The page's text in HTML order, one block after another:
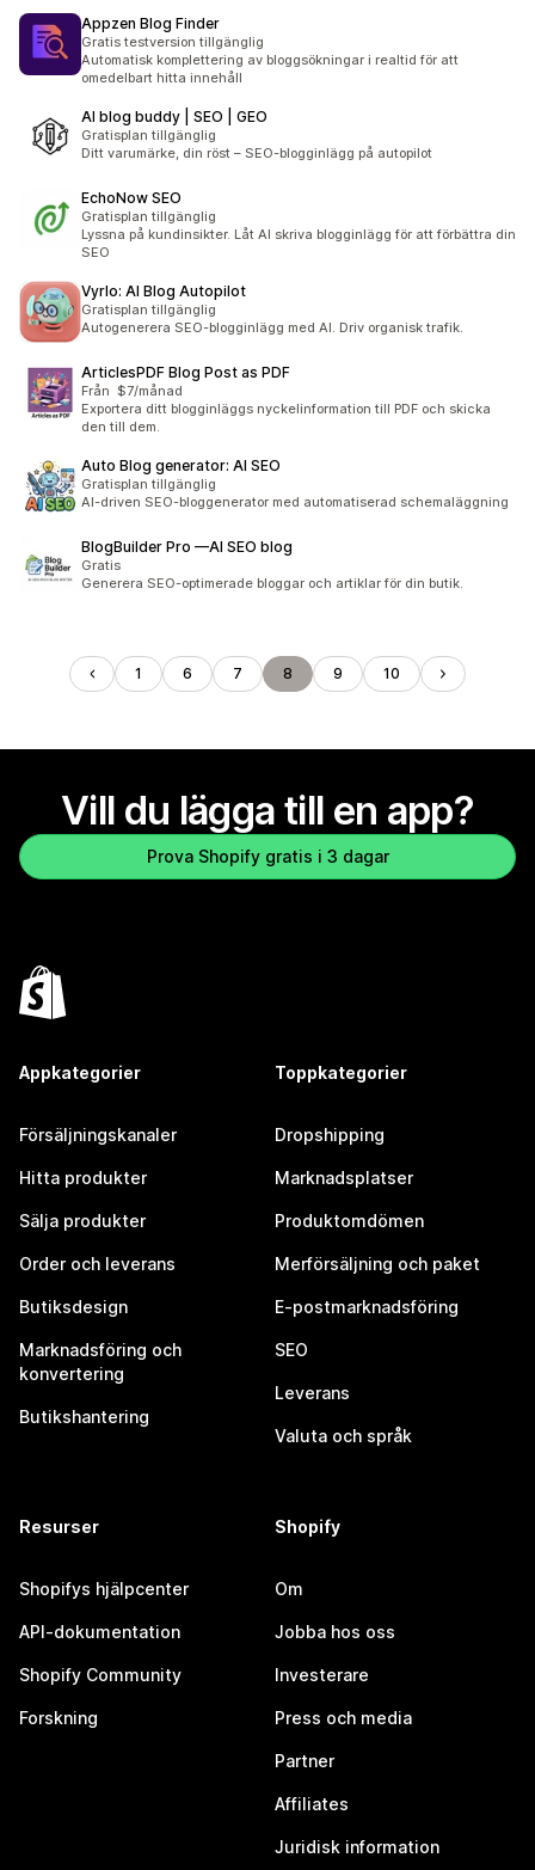
Appzen Blog Finder
Gratis testversion tillgänglig
Automatisk komplettering av bloggsökningar i realtid för att
omedelbart hitta innehåll
AI blog buddy | SEO | GEO
Gratisplan tillgänglig
Ditt varumärke, din röst – SEO-blogginlägg på autopilot
EchoNow SEO
Gratisplan tillgänglig
Lyssna på kundinsikter. Låt AI skriva blogginlägg för att förbättra din
SEO
Vyrlo: AI Blog Autopilot
Gratisplan tillgänglig
Autogenerera SEO-blogginlägg med AI. Driv organisk trafik.
ArticlesPDF Blog Post as PDF
Från $7/månad
Exportera ditt blogginläggs nyckelinformation till PDF och skicka
den till dem.
Auto Blog generator: AI SEO
Gratisplan tillgänglig
AI-driven SEO-bloggenerator med automatiserad schemaläggning
BlogBuilder Pro —AI SEO blog
Gratis
Generera SEO-optimerade bloggar och artiklar för din butik.
1 6 7 8 9 10
Vill du lägga till en app?
Prova Shopify gratis i 3 dagar
Appkategorier
Försäljningskanaler
Hitta produkter
Sälja produkter
Order och leverans
Butiksdesign
Marknadsföring och
konvertering
Butikshantering
Toppkategorier
Dropshipping
Marknadsplatser
Produktomdömen
Merförsäljning och paket
E-postmarknadsföring
SEO
Leverans
Valuta och språk
Resurser
Shopifys hjälpcenter
API-dokumentation
Shopify Community
Forskning
Shopify
Om
Jobba hos oss
Investerare
Press och media
Partner
Affiliates
Juridisk information